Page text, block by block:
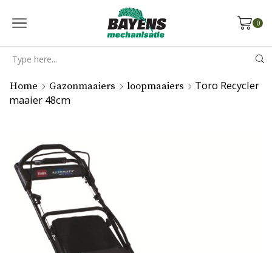
0
Home Gazonmaaiers loopmaaiers
Toro Recycler
maaier 48cm